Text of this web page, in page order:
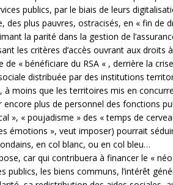
publics, par le biais de leurs
des plus pauvres, ostracisés, en « fin de
la parité dans la gestion de
les critères d’accès ouvrant aux droits
« bénéficiare du RSA « , derrière la
distribuée par des institutions
à moins que les territoires mis en
plus de personnel des fonctions
», « poujadisme » des « temps de
émotions », veut imposer) pourrait
en col blanc, ou en col bleu…
car qui contribuera à financer le «
publics, les biens communs, l’intérêt